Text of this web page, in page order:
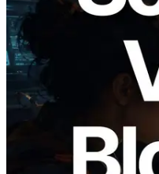
2026.05.24
Validators
이저 공개 — slot
담당 검증자 시각